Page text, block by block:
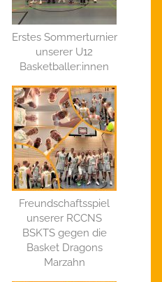
Erstes Sommerturnier
unserer U12
Basketballer:innen
Freundschaftsspiel
unserer RCCNS
BSKTS gegen die
Basket Dragons
Marzahn